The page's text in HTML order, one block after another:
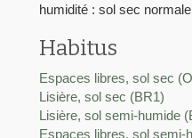
humidité : sol sec normale
Habitus
Espaces libres, sol sec
Lisière, sol sec (BR1)
Lisière, sol semi-humide
Espaces libres, sol semi-